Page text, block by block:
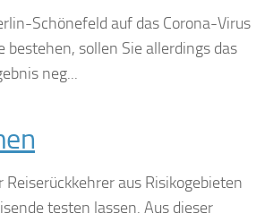
Schönefeld auf das Corona-Virus
sollen Sie allerdings das
neg...
aus Risikogebieten
testen lassen. Aus dieser